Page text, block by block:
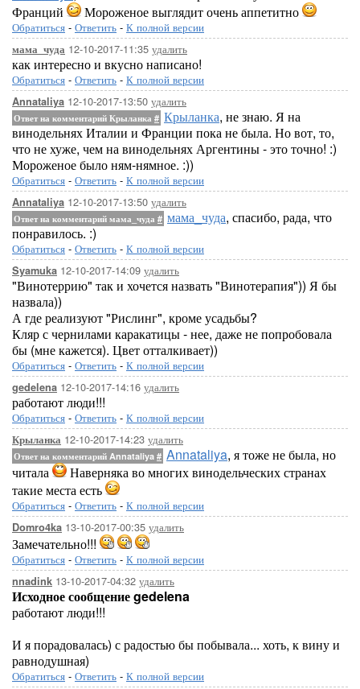
Франций
Мороженое выглядит очень аппетитно
Обратиться - Ответить - К полной версии
мама_чуда 12-10-2017-11:35 удалить
как интересно и вкусно написано!
Обратиться - Ответить - К полной версии
Annataliya 12-10-2017-13:50 удалить
Ответ на комментарий Крыланка # Крыланка, не знаю. Я на
винодельнях Италии и Франции пока не была. Но вот, то,
что не хуже, чем на винодельнях Аргентины - это точно! :)
Мороженое было ням-нямное. :))
Обратиться - Ответить - К полной версии
Annataliya 12-10-2017-13:50 удалить
Ответ на комментарий мама_чуда # мама_чуда, спасибо, рада, что
понравилось. :)
Обратиться - Ответить - К полной версии
Syamuka 12-10-2017-14:09 удалить
"Винотеррию" так и хочется назвать "Винотерапия")) Я бы
назвала))
А где реализуют "Рислинг", кроме усадьбы?
Кляр с чернилами каракатицы - нее, даже не попробовала
бы (мне кажется). Цвет отталкивает))
Обратиться - Ответить - К полной версии
gedelena 12-10-2017-14:16 удалить
работают люди!!!
Обратиться - Ответить - К полной версии
Крыланка 12-10-2017-14:23 удалить
Ответ на комментарий Annataliya # Annataliya, я тоже не была, но
читала
Наверняка во многих винодельческих странах
такие места есть
Обратиться - Ответить - К полной версии
Domro4ka 13-10-2017-00:35 удалить
Замечательно!!!
Обратиться - Ответить - К полной версии
nnadink 13-10-2017-04:32 удалить
Исходное сообщение gedelena
работают люди!!!
И я порадовалась) с радостью бы побывала... хоть, к вину и
равнодушная)
Обратиться - Ответить - К полной версии